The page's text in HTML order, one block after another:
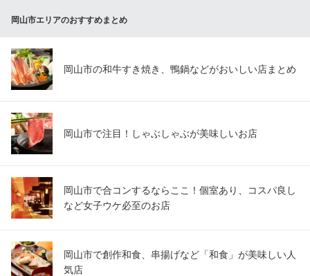
岡山市エリアのおすすめまとめ
岡山市の和牛すき焼き、鴨鍋などがおいしい店まとめ
岡山市で注目！しゃぶしゃぶが美味しいお店
岡山市で合コンするならここ！個室あり、コスパ良し
など女子ウケ必至のお店
岡山市で創作和食、串揚げなど「和食」が美味しい人
気店